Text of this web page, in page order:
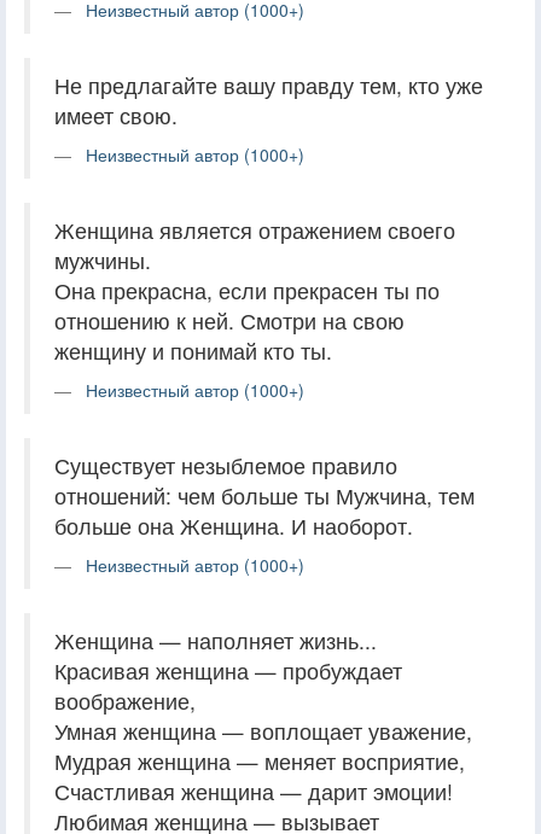
Неизвестный автор (1000+)
Не предлагайте вашу правду тем, кто уже
имеет свою.
Неизвестный автор (1000+)
Женщина является отражением своего
мужчины.
Она прекрасна, если прекрасен ты по
отношению к ней. Смотри на свою
женщину и понимай кто ты.
Неизвестный автор (1000+)
Существует незыблемое правило
отношений: чем больше ты Мужчина, тем
больше она Женщина. И наоборот.
Неизвестный автор (1000+)
Женщина — наполняет жизнь...
Красивая женщина — пробуждает
воображение,
Умная женщина — воплощает уважение,
Мудрая женщина — меняет восприятие,
Счастливая женщина — дарит эмоции!
Любимая женщина — вызывает